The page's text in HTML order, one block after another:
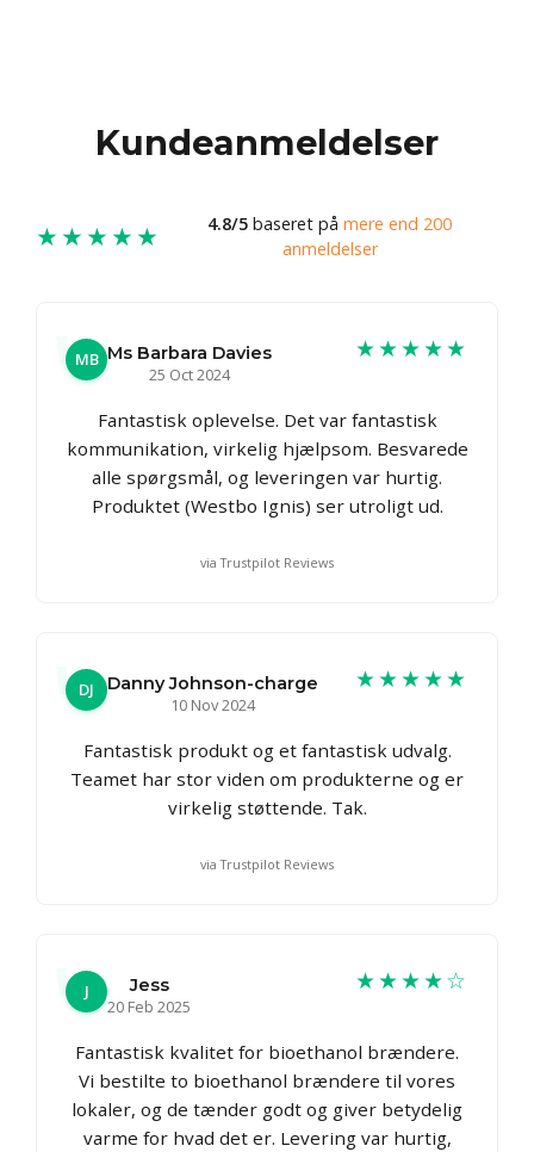
Kundeanmeldelser
★★★★★ 4.8/5 baseret på mere end 200
anmeldelser
MB Ms Barbara Davies
25 Oct 2024
★★★★★
Fantastisk oplevelse. Det var fantastisk
kommunikation, virkelig hjælpsom. Besvarede
alle spørgsmål, og leveringen var hurtig.
Produktet (Westbo Ignis) ser utroligt ud.
via Trustpilot Reviews
DJ
Danny Johnson-charge
10 Nov 2024
★★★★★
Fantastisk produkt og et fantastisk udvalg.
Teamet har stor viden om produkterne og er
virkelig støttende. Tak.
via Trustpilot Reviews
J
Jess
20 Feb 2025
★★★★☆
Fantastisk kvalitet for bioethanol brændere.
Vi bestilte to bioethanol brændere til vores
lokaler, og de tænder godt og giver betydelig
varme for hvad det er. Levering var hurtig,